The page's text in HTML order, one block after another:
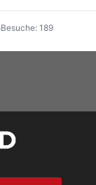
Besuche: 189